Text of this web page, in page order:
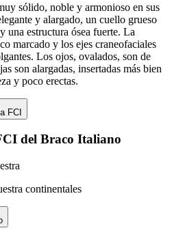
sólido, noble y armonioso en sus
y alargado, un cuello grueso
una estructura ósea fuerte. La
marcado y los ejes craneofaciales
Los ojos, ovalados, son de
son alargadas, insertadas más bien
y poco erectas.
FCI
del Braco Italiano
continentales